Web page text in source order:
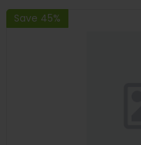
Save 45%